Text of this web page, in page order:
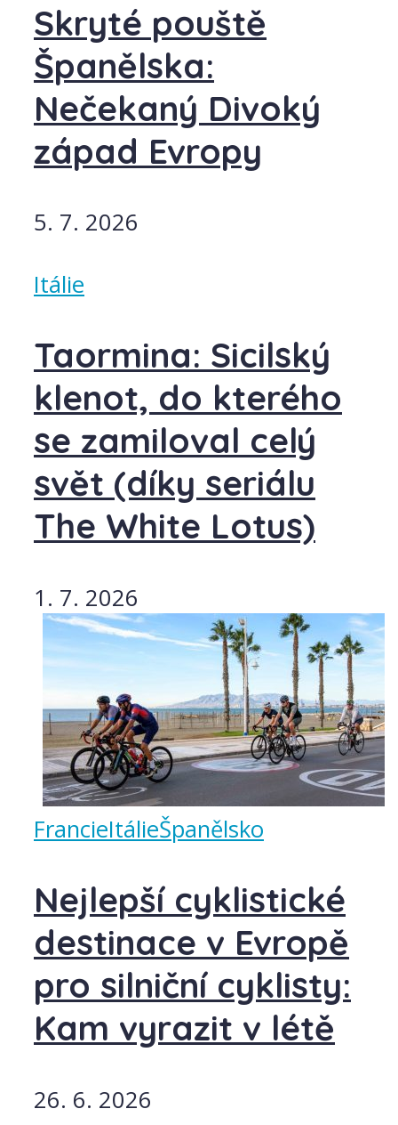
Skryté pouště
Španělska:
Nečekaný Divoký
západ Evropy
5. 7. 2026
Itálie
Taormina: Sicilský
klenot, do kterého
se zamiloval celý
svět (díky seriálu
The White Lotus)
1. 7. 2026
FrancieItálieŠpanělsko
Nejlepší cyklistické
destinace v Evropě
pro silniční cyklisty:
Kam vyrazit v létě
26. 6. 2026